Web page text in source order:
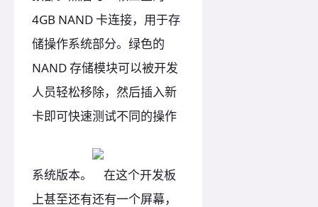
4GB NAND 卡连接，用于存
储操作系统部分。绿色的
NAND 存储模块可以被开发
人员轻松移除，然后插入新
卡即可快速测试不同的操作
系统版本。
在这个开发板
上甚至还有还有一个屏幕，